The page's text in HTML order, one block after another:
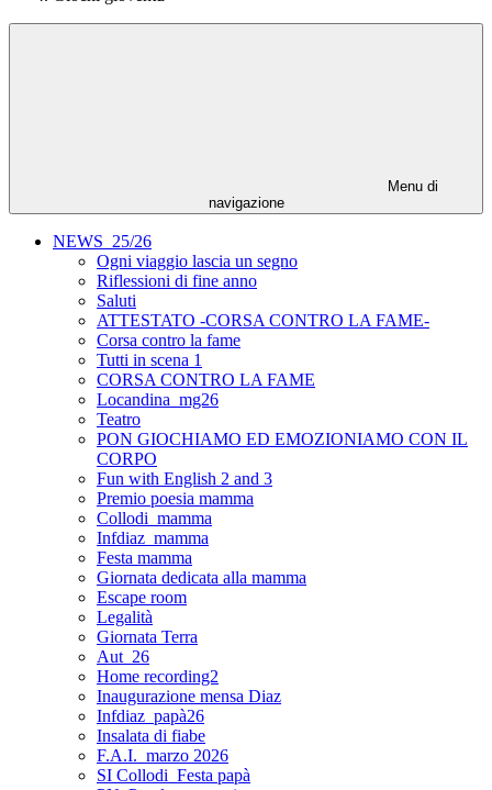
Menu di
navigazione
NEWS_25/26
Ogni viaggio lascia un segno
Riflessioni di fine anno
Saluti
ATTESTATO -CORSA CONTRO LA FAME-
Corsa contro la fame
Tutti in scena 1
CORSA CONTRO LA FAME
Locandina_mg26
Teatro
PON GIOCHIAMO ED EMOZIONIAMO CON IL
CORPO
Fun with English 2 and 3
Premio poesia mamma
Collodi_mamma
Infdiaz_mamma
Festa mamma
Giornata dedicata alla mamma
Escape room
Legalità
Giornata Terra
Aut_26
Home recording2
Inaugurazione mensa Diaz
Infdiaz_papà26
Insalata di fiabe
F.A.I._marzo 2026
SI Collodi_Festa papà